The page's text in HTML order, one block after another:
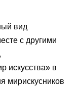
вид
с другими
искусства» в
мирискусников